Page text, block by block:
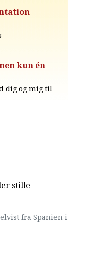
kun én
dig og mig til
stille
fra Spanien i